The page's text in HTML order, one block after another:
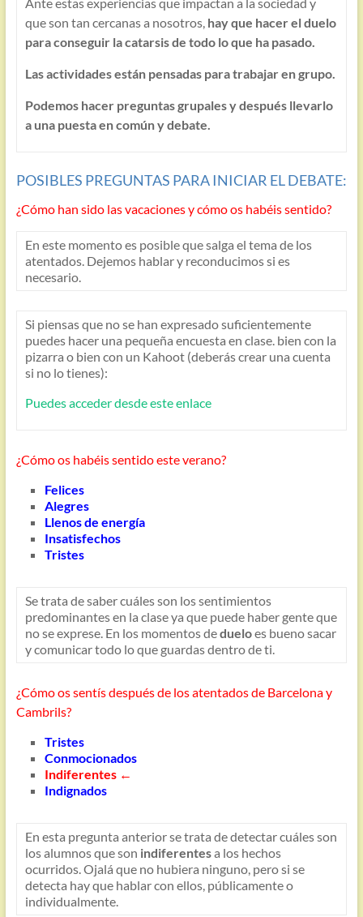
que son tan cercanas a nosotros, hay que hacer el duelo
para conseguir la catarsis de todo lo que ha pasado.
Las actividades están pensadas para trabajar en grupo.
Podemos hacer preguntas grupales y después llevarlo
a una puesta en común y debate.
POSIBLES PREGUNTAS PARA INICIAR EL DEBATE:
¿Cómo han sido las vacaciones y cómo os habéis sentido?
En este momento es posible que salga el tema de los
atentados. Dejemos hablar y reconducimos si es
necesario.
Si piensas que no se han expresado suficientemente
puedes hacer una pequeña encuesta en clase. bien con la
pizarra o bien con un Kahoot (deberás crear una cuenta
si no lo tienes):
Puedes acceder desde este enlace
¿Cómo os habéis sentido este verano?
Felices
Alegres
Llenos de energía
Insatisfechos
Tristes
Se trata de saber cuáles son los sentimientos
predominantes en la clase ya que puede haber gente que
no se exprese. En los momentos dedueloes bueno sacar
y comunicar todo lo que guardas dentro de ti.
¿Cómo os sentís después de los atentados de Barcelona y
Cambrils?
Tristes
Conmocionados
Indiferentes ←
Indignados
En esta pregunta anterior se trata de detectar cuáles son
los alumnos que son indiferentesa los hechos
ocurridos. Ojalá que no hubiera ninguno, pero si se
detecta hay que hablar con ellos, públicamente o
individualmente.